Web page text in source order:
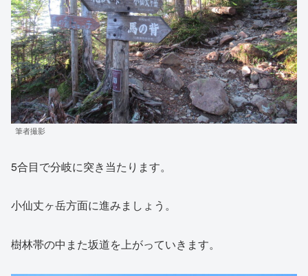
筆者撮影
5合目で分岐に突き当たります。
小仙丈ヶ岳方面に進みましょう。
樹林帯の中また坂道を上がっていきます。